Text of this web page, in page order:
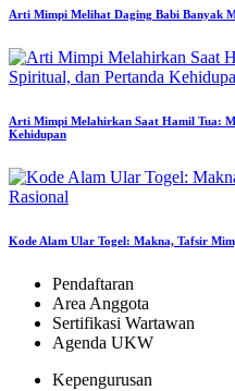
Arti Mimpi Melihat Daging Babi Banyak
Arti Mimpi Melahirkan Saat Hamil Tua:
Kehidupan
Kode Alam Ular Togel: Makna, Tafsir
Pendaftaran
Area Anggota
Sertifikasi Wartawan
Agenda UKW
Kepengurusan